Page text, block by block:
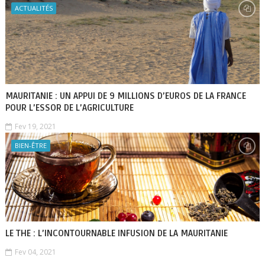
ACTUALITÉS
MAURITANIE : UN APPUI DE 9 MILLIONS D’EUROS DE LA FRANCE
POUR L’ESSOR DE L’AGRICULTURE
Fev 19, 2021
BIEN-ÊTRE
LE THE : L’INCONTOURNABLE INFUSION DE LA MAURITANIE
Fev 04, 2021